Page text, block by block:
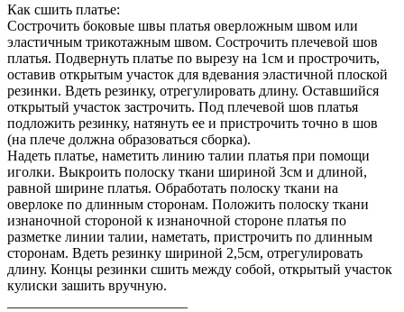
Как сшить платье:
Сострочить боковые швы платья оверложным швом или
эластичным трикотажным швом. Сострочить плечевой шов
платья. Подвернуть платье по вырезу на 1см и прострочить,
оставив открытым участок для вдевания эластичной плоской
резинки. Вдеть резинку, отрегулировать длину. Оставшийся
открытый участок застрочить. Под плечевой шов платья
подложить резинку, натянуть ее и пристрочить точно в шов
(на плече должна образоваться сборка).
Надеть платье, наметить линию талии платья при помощи
иголки. Выкроить полоску ткани шириной 3см и длиной,
равной ширине платья. Обработать полоску ткани на
оверлоке по длинным сторонам. Положить полоску ткани
изнаночной стороной к изнаночной стороне платья по
разметке линии талии, наметать, пристрочить по длинным
сторонам. Вдеть резинку шириной 2,5см, отрегулировать
длину. Концы резинки сшить между собой, открытый участок
кулиски зашить вручную.